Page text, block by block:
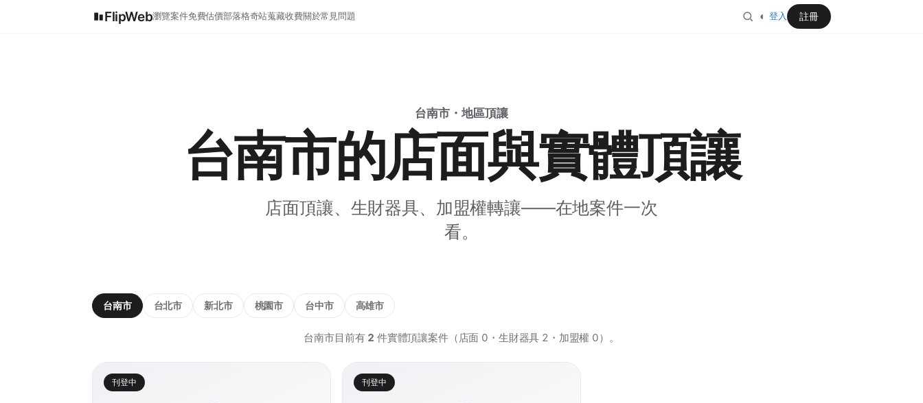
FlipWeb瀏覽案件免費估價部落格奇站蒐藏收費關於常見問題 ◐ 登入 註冊
台南市・地區頂讓
台南市的店面與實體頂讓
店面頂讓、生財器具、加盟權轉讓——在地案件一次
看。
台南市 台北市 新北市 桃園市 台中市 高雄市
台南市目前有 2 件實體頂讓案件（店面 0・生財器具 2・加盟權 0）。
刊登中 刊登中